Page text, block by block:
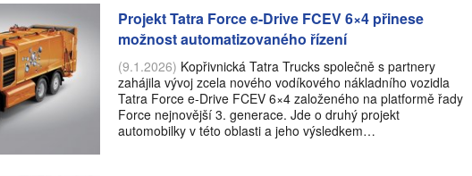
Projekt Tatra Force e-Drive FCEV 6×4 přinese
možnost automatizovaného řízení
(9.1.2026) Kopřivnická Tatra Trucks společně s partnery
zahájila vývoj zcela nového vodíkového nákladního vozidla
Tatra Force e-Drive FCEV 6×4 založeného na platformě řady
Force nejnovější 3. generace. Jde o druhý projekt
automobilky v této oblasti a jeho výsledkem…